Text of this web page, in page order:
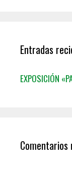
Entradas
EXPOSICIÓN